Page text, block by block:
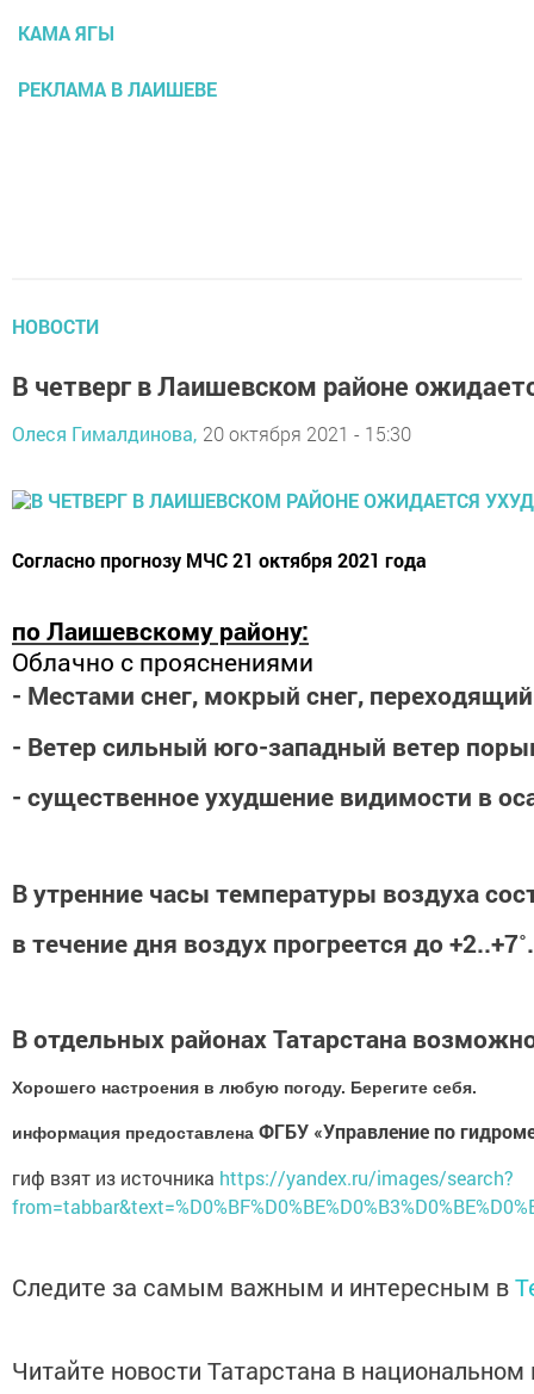
КАМА ЯГЫ
РЕКЛАМА В ЛАИШЕВЕ
НОВОСТИ
В четверг в Лаишевском районе
Олеся Гималдинова, 20 октября 2021 - 15:30
Согласно прогнозу МЧС 21 октября 2021 года
по Лаишевскому району:
Облачно с прояснениями
- Местами снег, мокрый снег,
- Ветер сильный юго-западный ветер
- существенное ухудшение видимости в
В утренние часы температуры воздуха
в течение дня воздух прогреется до +2..+7˚.
В отдельных районах Татарстана
Хорошего настроения в любую погоду. Берегите себя.
информация предоставлена ФГБУ «Управление по
гиф взят из источника https://yandex.ru/images/search?
Следите за самым важным и интересным в
Читайте новости Татарстана в